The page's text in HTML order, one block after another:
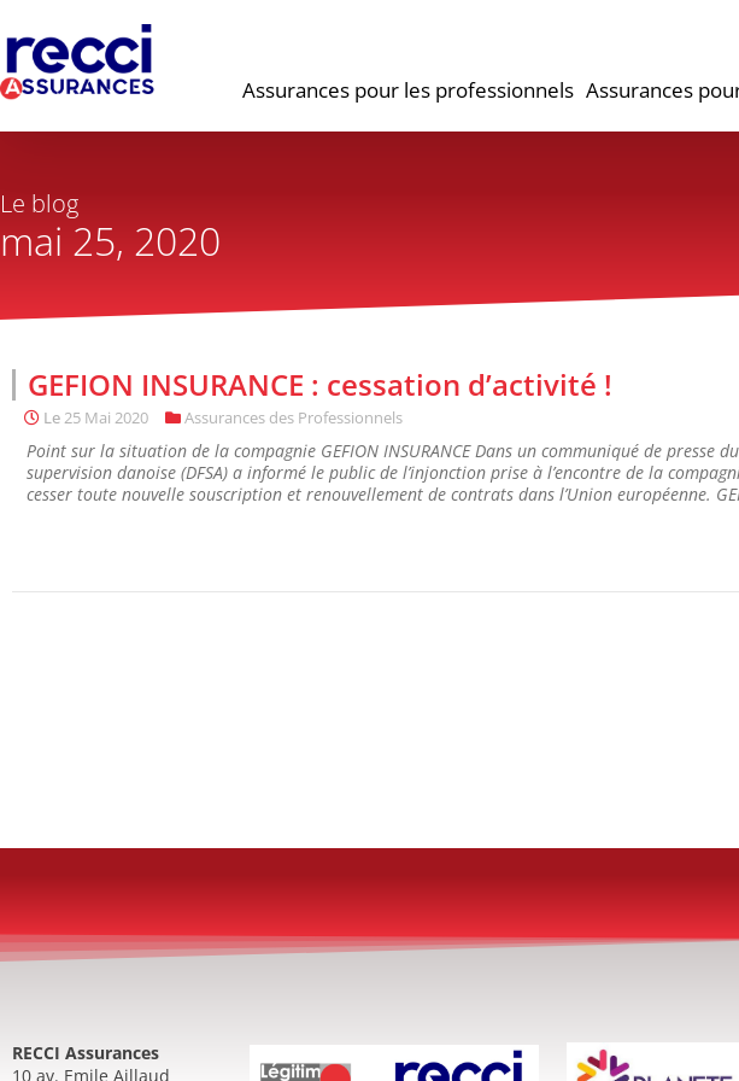
Assurances pour les professionnels Assurances
Le blog
mai 25, 2020
GEFION INSURANCE : cessation d’activité !
Le25 Mai 2020 Assurances des Professionnels
Point sur la situation de la compagnie GEFION INSURANCE Dans un communiqué de presse
supervision danoise (DFSA) a informé le public de l’injonction prise à l’encontre de la
cesser toute nouvelle souscription et renouvellement de contrats dans l’Union européenne.
RECCI Assurances
10 av. Emile Aillaud